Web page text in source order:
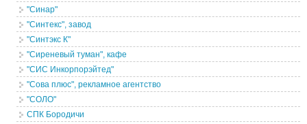
"Синар"
"Синтекс", завод
"Синтэкс К"
"Сиреневый туман", кафе
"СИС Инкорпорэйтед"
"Сова плюс", рекламное агентство
"СОЛО"
СПК Бородичи